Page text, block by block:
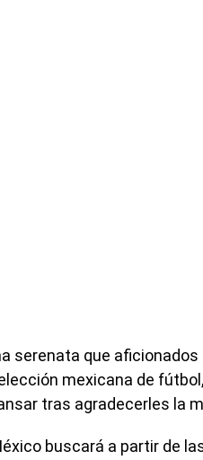
serenata que
mexicana de
tras agradecerles la
buscará a partir de